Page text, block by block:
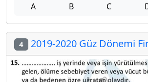
A B C
4 2019-2020 Güz Dönemi